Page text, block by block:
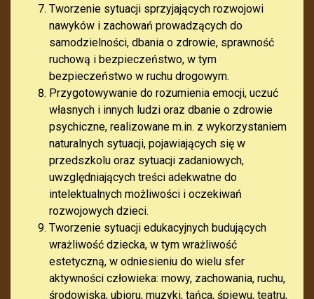
Tworzenie sytuacji sprzyjających rozwojowi
nawyków i zachowań prowadzących do
samodzielności, dbania o zdrowie, sprawność
ruchową i bezpieczeństwo, w tym
bezpieczeństwo w ruchu drogowym.
Przygotowywanie do rozumienia emocji, uczuć
własnych i innych ludzi oraz dbanie o zdrowie
psychiczne, realizowane m.in. z wykorzystaniem
naturalnych sytuacji, pojawiających się w
przedszkolu oraz sytuacji zadaniowych,
uwzględniających treści adekwatne do
intelektualnych możliwości i oczekiwań
rozwojowych dzieci.
Tworzenie sytuacji edukacyjnych budujących
wrażliwość dziecka, w tym wrażliwość
estetyczną, w odniesieniu do wielu sfer
aktywności człowieka: mowy, zachowania, ruchu,
środowiska, ubioru, muzyki, tańca, śpiewu, teatru,